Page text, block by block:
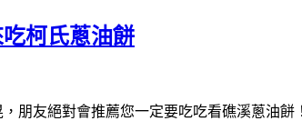
吃柯氏蔥油餅
，朋友絕對會推薦您一定要吃吃看礁溪蔥油餅！